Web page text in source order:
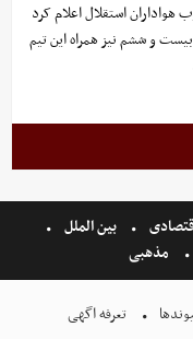
هواداران استقلال اعلام کرد
و ششم نیز همراه این تیم
بین الملل
مذهبی
تعرفه اگهی